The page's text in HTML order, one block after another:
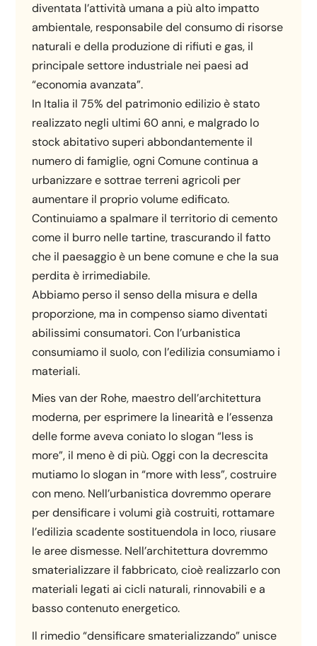
diventata l’attività umana a più alto impatto
ambientale, responsabile del consumo di risorse
naturali e della produzione di rifiuti e gas, il
principale settore industriale nei paesi ad
“economia avanzata”.
In Italia il 75% del patrimonio edilizio è stato
realizzato negli ultimi 60 anni, e malgrado lo
stock abitativo superi abbondantemente il
numero di famiglie, ogni Comune continua a
urbanizzare e sottrae terreni agricoli per
aumentare il proprio volume edificato.
Continuiamo a spalmare il territorio di cemento
come il burro nelle tartine, trascurando il fatto
che il paesaggio è un bene comune e che la sua
perdita è irrimediabile.
Abbiamo perso il senso della misura e della
proporzione, ma in compenso siamo diventati
abilissimi consumatori. Con l’urbanistica
consumiamo il suolo, con l’edilizia consumiamo i
materiali.
Mies van der Rohe, maestro dell’architettura
moderna, per esprimere la linearità e l’essenza
delle forme aveva coniato lo slogan “less is
more”, il meno è di più. Oggi con la decrescita
mutiamo lo slogan in “more with less”, costruire
con meno. Nell’urbanistica dovremmo operare
per densificare i volumi già costruiti, rottamare
l’edilizia scadente sostituendola in loco, riusare
le aree dismesse. Nell’architettura dovremmo
smaterializzare il fabbricato, cioè realizzarlo con
materiali legati ai cicli naturali, rinnovabili e a
basso contenuto energetico.
Il rimedio “densificare smaterializzando” unisce